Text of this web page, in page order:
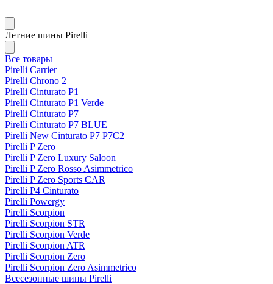
Летние шины Pirelli
Все товары
Pirelli Carrier
Pirelli Chrono 2
Pirelli Cinturato P1
Pirelli Cinturato P1 Verde
Pirelli Cinturato P7
Pirelli Cinturato P7 BLUE
Pirelli New Cinturato P7 P7C2
Pirelli P Zero
Pirelli P Zero Luxury Saloon
Pirelli P Zero Rosso Asimmetrico
Pirelli P Zero Sports CAR
Pirelli P4 Cinturato
Pirelli Powergy
Pirelli Scorpion
Pirelli Scorpion STR
Pirelli Scorpion Verde
Pirelli Scorpion ATR
Pirelli Scorpion Zero
Pirelli Scorpion Zero Asimmetrico
Всесезонные шины Pirelli